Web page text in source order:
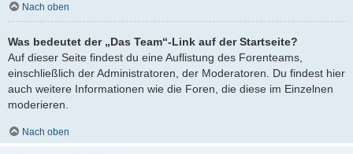
Nach oben
Was bedeutet der „Das Team“-Link auf der Startseite?
Auf dieser Seite findest du eine Auflistung des Forenteams,
einschließlich der Administratoren, der Moderatoren. Du findest hier
auch weitere Informationen wie die Foren, die diese im Einzelnen
moderieren.
Nach oben